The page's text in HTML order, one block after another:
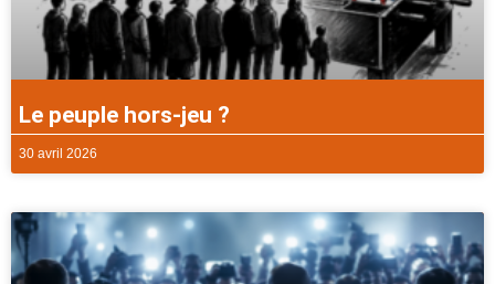
Le peuple hors-jeu ?
30 avril 2026